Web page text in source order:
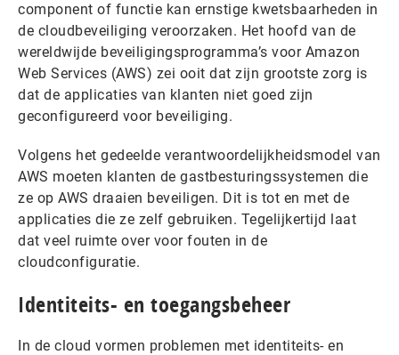
component of functie kan ernstige kwetsbaarheden in
de cloudbeveiliging veroorzaken. Het hoofd van de
wereldwijde beveiligingsprogramma’s voor Amazon
Web Services (AWS) zei ooit dat zijn grootste zorg is
dat de applicaties van klanten niet goed zijn
geconfigureerd voor beveiliging.
Volgens het gedeelde verantwoordelijkheidsmodel van
AWS moeten klanten de gastbesturingssystemen die
ze op AWS draaien beveiligen. Dit is tot en met de
applicaties die ze zelf gebruiken. Tegelijkertijd laat
dat veel ruimte over voor fouten in de
cloudconfiguratie.
Identiteits- en toegangsbeheer
In de cloud vormen problemen met identiteits- en